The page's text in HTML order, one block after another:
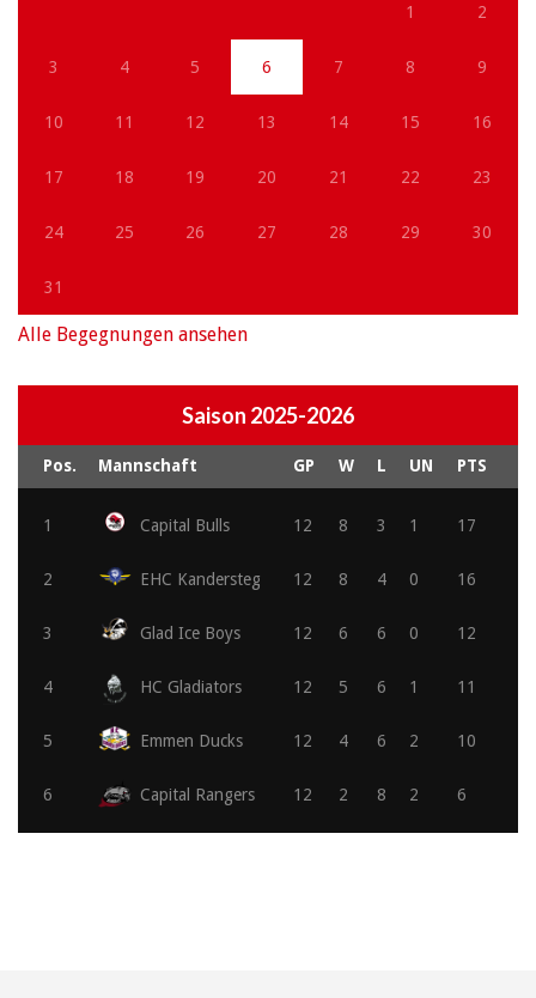
1 2
3 4 5 6 7 8 9
10 11 12 13 14 15 16
17 18 19 20 21 22 23
24 25 26 27 28 29 30
31
Alle Begegnungen ansehen
Saison 2025-2026
Pos. Mannschaft GP W L UN PTS
1 Capital Bulls 12 8 3 1 17
2 EHC Kandersteg 12 8 4 0 16
3 Glad Ice Boys 12 6 6 0 12
4 HC Gladiators 12 5 6 1 11
5 Emmen Ducks 12 4 6 2 10
6 Capital Rangers 12 2 8 2 6